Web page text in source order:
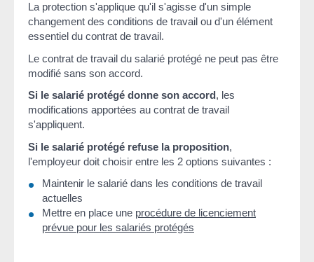
La protection s'applique qu'il s'agisse d'un simple
changement des conditions de travail ou d'un élément
essentiel du contrat de travail.
Le contrat de travail du salarié protégé ne peut pas être
modifié sans son accord.
Si le salarié protégé donne son accord, les
modifications apportées au contrat de travail
s'appliquent.
Si le salarié protégé refuse la proposition,
l'employeur doit choisir entre les 2 options suivantes :
Maintenir le salarié dans les conditions de travail
actuelles
Mettre en place une procédure de licenciement
prévue pour les salariés protégés